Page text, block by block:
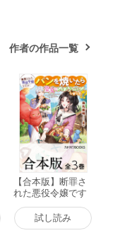
作者の作品一覧
【合本版】断罪さ
れた悪役令嬢です
が、パンを焼いた
ら聖女にジョブチ
ェンジしました!?
試し読み